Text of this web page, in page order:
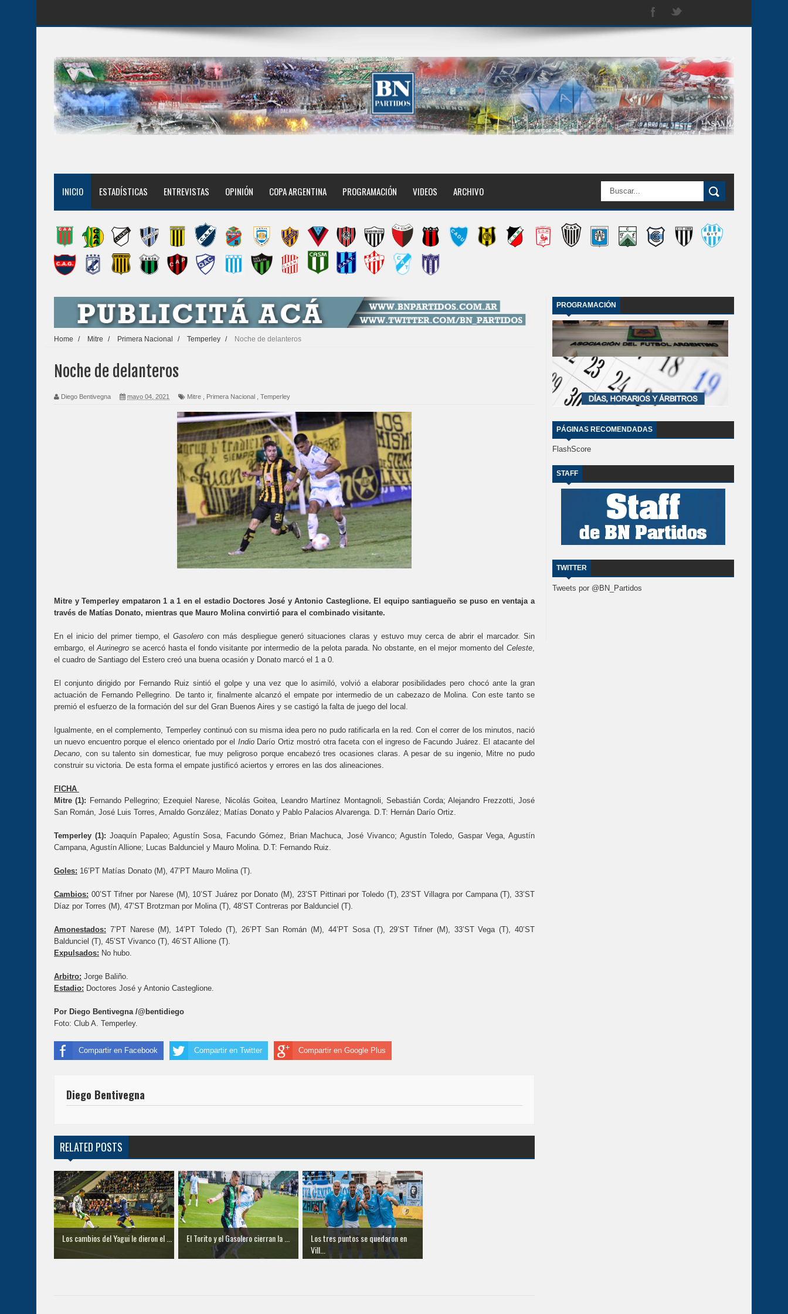
INICIO ESTADÍSTICAS ENTREVISTAS OPINIÓN COPA ARGENTINA PROGRAMACIÓN VIDEOS ARCHIVO
Home / Mitre / Primera Nacional / Temperley / Noche de delanteros
Noche de delanteros
Diego Bentivegna mayo 04, 2021 Mitre Primera Nacional Temperley
Mitre y Temperley empataron 1 a 1 en el estadio Doctores José y Antonio Casteglione. El equipo santiagueño se puso en ventaja a
través de Matías Donato, mientras que Mauro Molina convirtió para el combinado visitante.
En el inicio del primer tiempo, elGasolero con más despliegue generó situaciones claras y estuvo muy cerca de abrir el marcador. Sin
embargo, elAurinegro se acercó hasta el fondo visitante por intermedio de la pelota parada. No obstante, en el mejor momento delCeleste
el cuadro de Santiago del Estero creó una buena ocasión y Donato marcó el 1 a 0.
El conjunto dirigido por Fernando Ruiz sintió el golpe y una vez que lo asimiló, volvió a elaborar posibilidades pero chocó ante la gran
actuación de Fernando Pellegrino. De tanto ir, finalmente alcanzó el empate por intermedio de un cabezazo de Molina. Con este tanto se
premió el esfuerzo de la formación del sur del Gran Buenos Aires y se castigó la falta de juego del local.
Igualmente, en el complemento, Temperley continuó con su misma idea pero no pudo ratificarla en la red. Con el correr de los minutos, nació
un nuevo encuentro porque el elenco orientado por el Indio Darío Ortiz mostró otra faceta con el ingreso de Facundo Juárez. El atacante del
Decano , con su talento sin domesticar, fue muy peligroso porque encabezó tres ocasiones claras. A pesar de su ingenio, Mitre no pudo
construir su victoria. De esta forma el empate justificó aciertos y errores en las dos alineaciones.
FICHA
Mitre (1): Fernando Pellegrino; Ezequiel Narese, Nicolás Goitea, Leandro Martínez Montagnoli, Sebastián Corda; Alejandro Frezzotti, José
San Román, José Luis Torres, Arnaldo González; Matías Donato y Pablo Palacios Alvarenga. D.T: Hernán Darío Ortiz.
Temperley (1): Joaquín Papaleo; Agustín Sosa, Facundo Gómez, Brian Machuca, José Vivanco; Agustín Toledo, Gaspar Vega, Agustín
Campana, Agustín Allione; Lucas Baldunciel y Mauro Molina. D.T: Fernando Ruiz.
Goles: 16’PT Matías Donato (M), 47’PT Mauro Molina (T).
Cambios: 00’ST Tifner por Narese (M), 10’ST Juárez por Donato (M), 23’ST Pittinari por Toledo (T), 23’ST Villagra por Campana (T), 33’ST
Díaz por Torres (M), 47’ST Brotzman por Molina (T), 48’ST Contreras por Baldunciel (T).
Amonestados: 7’PT Narese (M), 14’PT Toledo (T), 26’PT San Román (M), 44’PT Sosa (T), 29’ST Tifner (M), 33’ST Vega (T), 40’ST
Baldunciel (T), 45’ST Vivanco (T), 46’ST Allione (T).
Expulsados: No hubo.
Arbitro: Jorge Baliño.
Estadio: Doctores José y Antonio Casteglione.
Por Diego Bentivegna /@bentidiego
Foto: Club A. Temperley.
Compartir en Facebook Compartir en Twitter Compartir en Google Plus
Diego Bentivegna
RELATED POSTS
Los cambios del Yagui le dieron el ... El Torito y el Gasolero cierran la ...
Los tres puntos se quedaron en
Vill...
PROGRAMACIÓN
PÁGINAS RECOMENDADAS
FlashScore
STAFF
TWITTER
Tweets por @BN_Partidos